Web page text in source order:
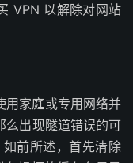
VPN 以解除对网站
用家庭或专用网络并
么出现隧道错误的可
前所述，首先清除